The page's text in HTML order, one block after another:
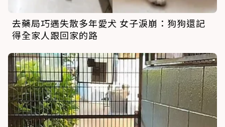
去藥局巧遇失散多年愛犬 女子淚崩：狗狗還記
得全家人跟回家的路